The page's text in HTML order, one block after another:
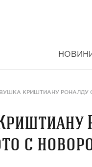
КРИШТИАНУ РОНАЛДУ
с